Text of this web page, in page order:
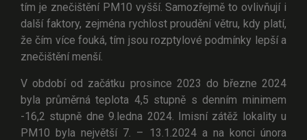
tím je znečištění PM10 vyšší. Samozřejmě to ovlivňují i
další faktory, zejména rychlost proudění větru, kdy platí,
že čím více fouká, tím jsou rozptylové podmínky lepší a
znečištění menší.
V období od začátku prosince 2023 do březne 2024
byla průměrná teplota 4,5 stupně s denním minimem
-16,2 stupně dne 9.ledna 2024. Imisní zátěž lokality u
PM10 byla největší 7. – 13.1.2024 a na konci února